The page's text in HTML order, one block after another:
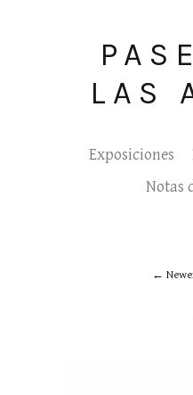
LAS
Exposiciones
Notas